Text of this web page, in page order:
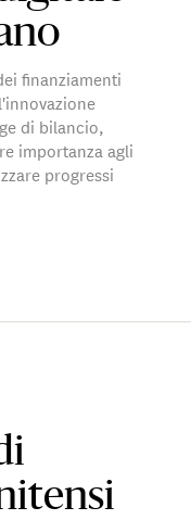
finanziamenti
di bilancio,
importanza agli
progressi